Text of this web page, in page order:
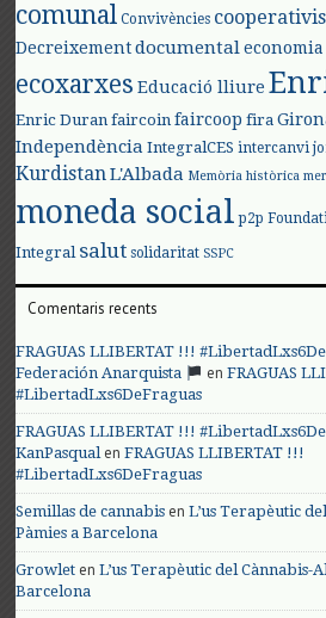
comunal Convivències
Decreixement documental economia
ecoxarxes Educació lliure
Enric Duran faircoin faircoop fira
Independència IntegralCES intercanvi
KurdistanL'Albada Memòria històrica
moneda social p2p
Integral salut solidaritat SSPC
Comentaris recents
FRAGUAS LLIBERTAT !!!
Federación Anarquista
enFRAGUAS
#LibertadLxs6DeFraguas
FRAGUAS LLIBERTAT !!!
KanPasqualenFRAGUAS LLIBERTAT !!!
#LibertadLxs6DeFraguas
Semillas de cannabis enL’us Terapèutic
Pàmies a Barcelona
Growlet enL’us Terapèutic del Cànnabis-
Barcelona